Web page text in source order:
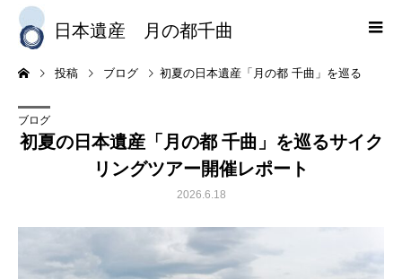
日本遺産 月の都千曲
投稿 ブログ 初夏の日本遺産「月の都 千曲」を巡るサイクリングツアー開催レポート
ブログ
初夏の日本遺産「月の都 千曲」を巡るサイク
リングツアー開催レポート
2026.6.18